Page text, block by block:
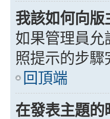
我該如何向版
如果管理員允
照提示的步驟
回頂端
在發表主題的